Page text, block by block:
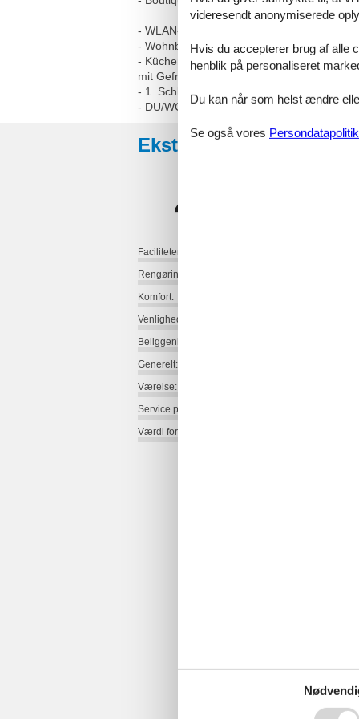
- WLAN- Bereitstellung kostenfrei (ohne
- Wohnbereich mit integrierter Küche und
- Küchenzeile - Herd mit Backröhre,
mit Gefriermöglichkeit und Geschirrspüler
- 1. Schlafzimmer mit Doppelbett und
- DU/WC, Fön
Eksterne anmeldelser
4,3
Faciliteter:
Rengøring:
Komfort:
Venlighed:
Beliggenhed:
Generelt:
Værelse:
Service på stedet:
Værdi for pengene:
videresendt anonymiserede
Hvis du accepterer brug af alle
henblik på personaliseret
Du kan når som helst ændre
Se også vores Persondatapolitik